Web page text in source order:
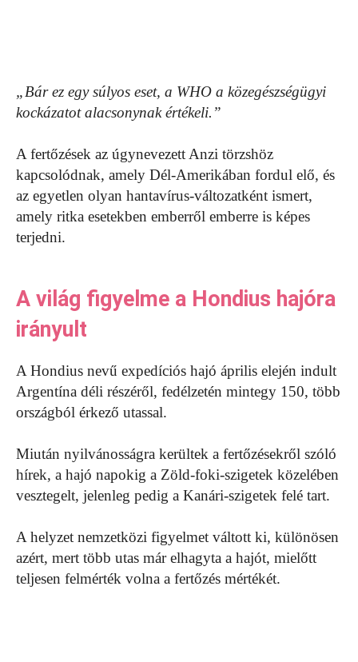
„Bár ez egy súlyos eset, a WHO a közegészségügyi
kockázatot alacsonynak értékeli.”
A fertőzések az úgynevezett Anzi törzshöz
kapcsolódnak, amely Dél-Amerikában fordul elő, és
az egyetlen olyan hantavírus-változatként ismert,
amely ritka esetekben emberről emberre is képes
terjedni.
A világ figyelme a Hondius hajóra
irányult
A Hondius nevű expedíciós hajó április elején indult
Argentína déli részéről, fedélzetén mintegy 150, több
országból érkező utassal.
Miután nyilvánosságra kerültek a fertőzésekről szóló
hírek, a hajó napokig a Zöld-foki-szigetek közelében
vesztegelt, jelenleg pedig a Kanári-szigetek felé tart.
A helyzet nemzetközi figyelmet váltott ki, különösen
azért, mert több utas már elhagyta a hajót, mielőtt
teljesen felmérték volna a fertőzés mértékét.